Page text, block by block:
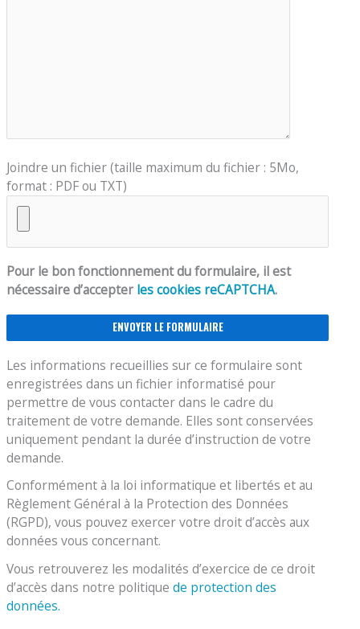
Joindre un fichier (taille maximum du fichier : 5Mo,
format : PDF ou TXT)
Pour le bon fonctionnement du formulaire, il est
nécessaire d’accepter les cookies reCAPTCHA.
Les informations recueillies sur ce formulaire sont
enregistrées dans un fichier informatisé pour
permettre de vous contacter dans le cadre du
traitement de votre demande. Elles sont conservées
uniquement pendant la durée d’instruction de votre
demande.
Conformément à la loi informatique et libertés et au
Règlement Général à la Protection des Données
(RGPD), vous pouvez exercer votre droit d’accès aux
données vous concernant.
Vous retrouverez les modalités d’exercice de ce droit
d’accès dans notre politiquede protection des
données.